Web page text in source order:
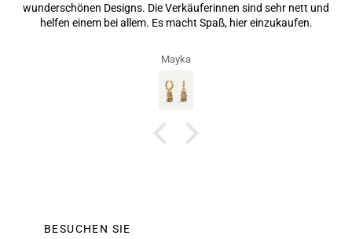
wunderschönen Designs. Die Verkäuferinnen sind sehr nett und
helfen einem bei allem. Es macht Spaß, hier einzukaufen.
Mayka
BESUCHEN SIE